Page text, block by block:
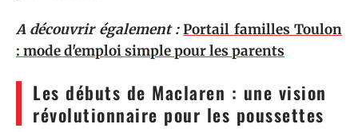
A découvrir également : Portail familles Toulon
: mode d'emploi simple pour les parents
Les débuts de Maclaren : une vision
révolutionnaire pour les poussettes